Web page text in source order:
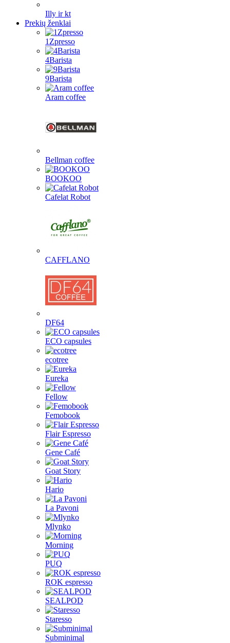
Illy ir kt
Prekių ženklai
1Zpresso
4Barista
9Barista
Aram coffee
Bellman coffee
BOOKOO
Cafelat Robot
CAFFLANO
DF64
ECO capsules
ecotree
Eureka
Fellow
Femobook
Flair Espresso
Gene Café
Goat Story
Hario
La Pavoni
Mlynko
Morning
PUQ
ROK espresso
SEALPOD
Staresso
Subminimal